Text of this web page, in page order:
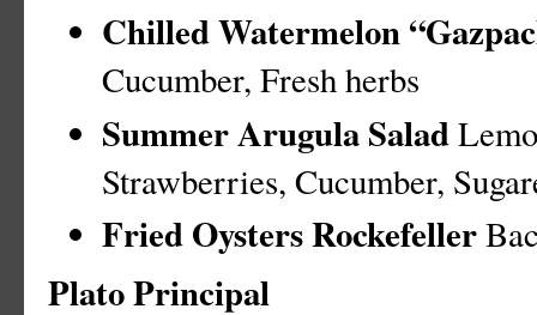
Chilled Watermelon
Cucumber, Fresh herbs
Summer Arugula Salad
Strawberries, Cucumber,
Fried Oysters Rockefeller
Plato Principal